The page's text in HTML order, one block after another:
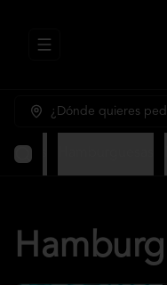
Abrir menu de
¿Dónde quieres